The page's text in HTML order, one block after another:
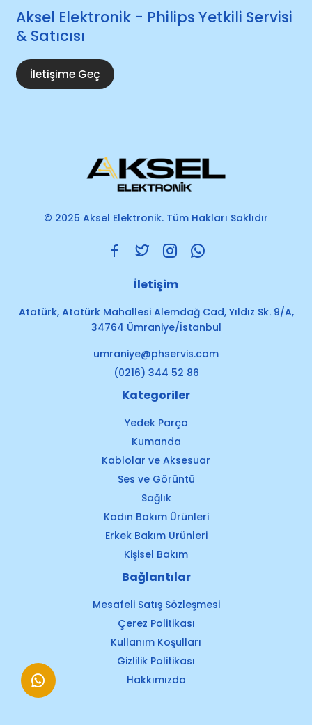
Aksel Elektronik - Philips Yetkili Servisi
& Satıcısı
İletişime Geç
© 2025 Aksel Elektronik. Tüm Hakları Saklıdır
İletişim
Atatürk, Atatürk Mahallesi Alemdağ Cad, Yıldız Sk. 9/A,
34764 Ümraniye/İstanbul
umraniye@phservis.com
(0216) 344 52 86
Kategoriler
Yedek Parça
Kumanda
Kablolar ve Aksesuar
Ses ve Görüntü
Sağlık
Kadın Bakım Ürünleri
Erkek Bakım Ürünleri
Kişisel Bakım
Bağlantılar
Mesafeli Satış Sözleşmesi
Çerez Politikası
Kullanım Koşulları
Gizlilik Politikası
Hakkımızda